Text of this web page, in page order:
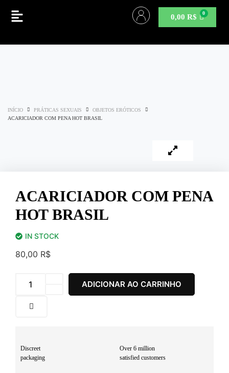
0,00R$
INÍCIO PRÁTICAS SEXUAIS
OBJETOS ERÓTICOS
ACARICIADOR COM PENA HOT BRASIL
ACARICIADOR COM PENA
HOT BRASIL
IN STOCK
80,00 R$
ADICIONAR AO CARRINHO
Discreet
packaging
Over 6 million
satisfied customers